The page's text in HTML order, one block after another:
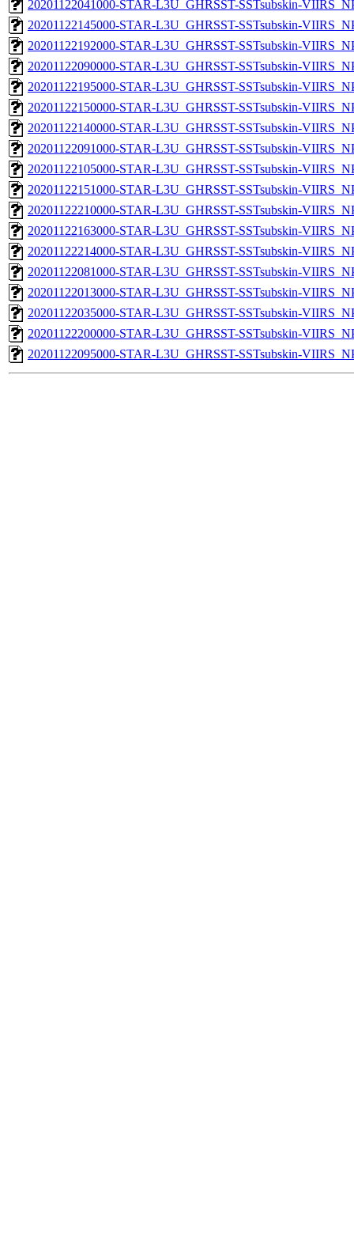
20201122041000-STAR-L3U_GHRSST-SSTsubskin-
20201122145000-STAR-L3U_GHRSST-SSTsubskin-
20201122192000-STAR-L3U_GHRSST-SSTsubskin-
20201122090000-STAR-L3U_GHRSST-SSTsubskin-
20201122195000-STAR-L3U_GHRSST-SSTsubskin-
20201122150000-STAR-L3U_GHRSST-SSTsubskin-
20201122140000-STAR-L3U_GHRSST-SSTsubskin-
20201122091000-STAR-L3U_GHRSST-SSTsubskin-
20201122105000-STAR-L3U_GHRSST-SSTsubskin-
20201122151000-STAR-L3U_GHRSST-SSTsubskin-
20201122210000-STAR-L3U_GHRSST-SSTsubskin-
20201122163000-STAR-L3U_GHRSST-SSTsubskin-
20201122214000-STAR-L3U_GHRSST-SSTsubskin-
20201122081000-STAR-L3U_GHRSST-SSTsubskin-
20201122013000-STAR-L3U_GHRSST-SSTsubskin-
20201122035000-STAR-L3U_GHRSST-SSTsubskin-
20201122200000-STAR-L3U_GHRSST-SSTsubskin-
20201122095000-STAR-L3U_GHRSST-SSTsubskin-